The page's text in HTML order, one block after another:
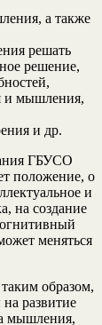
а также
решать
решение,
и мышления,
и др.
ГБУСО
положение, о
и
на создание
меняться
образом,
развитие
мышления,